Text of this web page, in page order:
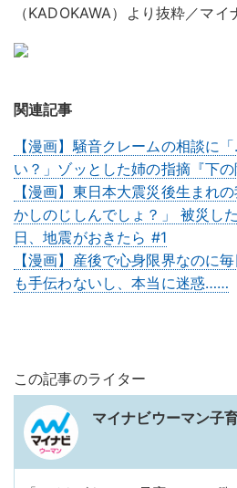
（KADOKAWA）より抜粋／マ
関連記事
【漫画】騒音クレームの相談に
い？」ゾッとした姉の指摘『下の
【漫画】東日本大震災後生まれ
かしのじしんでしょ？」 被災し
日、地震がおきたら #1
【漫画】産後で心身限界なのに
も手伝わないし、本当に迷惑……
この記事のライター
マイナビウーマン子